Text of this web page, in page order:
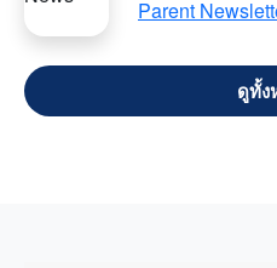
Parent